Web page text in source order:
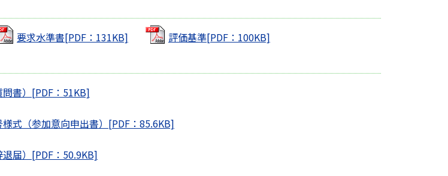
要求水準書[PDF：131KB]
評価基準[PDF：100KB]
書）[PDF：51KB]
様式（参加意向申出書）[PDF：85.6KB]
届）[PDF：50.9KB]